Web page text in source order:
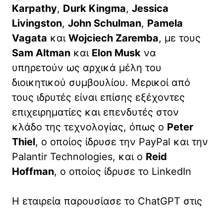
Karpathy, Durk Kingma, Jessica
Livingston, John Schulman, Pamela
Vagata και Wojciech Zaremba, με τους
Sam Altman και Elon Musk να
υπηρετούν ως αρχικά μέλη του
διοικητικού συμβουλίου. Μερικοί από
τους ιδρυτές είναι επίσης εξέχοντες
επιχειρηματίες και επενδυτές στον
κλάδο της τεχνολογίας, όπως ο Peter
Thiel, ο οποίος ίδρυσε την PayPal και την
Palantir Technologies, και ο Reid
Hoffman, ο οποίος ίδρυσε το LinkedIn
Η εταιρεία παρουσίασε το ChatGPT στις